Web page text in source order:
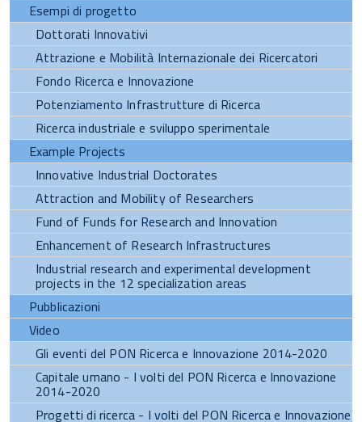
Esempi di progetto
Dottorati Innovativi
Attrazione e Mobilità Internazionale dei Ricercatori
Fondo Ricerca e Innovazione
Potenziamento Infrastrutture di Ricerca
Ricerca industriale e sviluppo sperimentale
Example Projects
Innovative Industrial Doctorates
Attraction and Mobility of Researchers
Fund of Funds for Research and Innovation
Enhancement of Research Infrastructures
Industrial research and experimental development
projects in the 12 specialization areas
Pubblicazioni
Video
Gli eventi del PON Ricerca e Innovazione 2014-2020
Capitale umano - I volti del PON Ricerca e Innovazione
2014-2020
Progetti di ricerca - I volti del PON Ricerca e Innovazione